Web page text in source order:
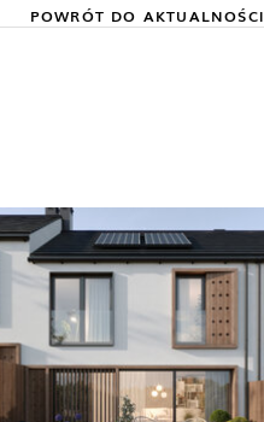
POWRÓT DO AKTUALNOŚCI